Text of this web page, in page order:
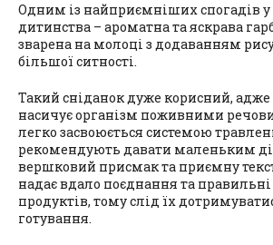
Одним із найприємніших спогадів у
дитинства – ароматна та яскрава
зварена на молоці з додаванням
більшої ситності.
Такий сніданок дуже корисний, адже
насичує організм поживними
легко засвоюється системою
рекомендують давати маленьким
вершковий присмак та приємну
надає вдало поєднання та правильні
продуктів, тому слід їх
готування.